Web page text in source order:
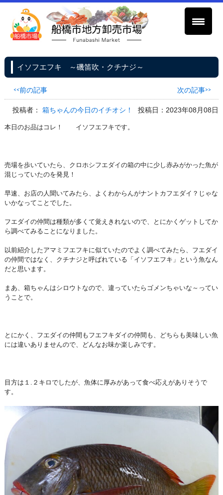
イソフエフキ ～磯笛吹・クチナジ～
<<前の記事 次の記事>>
投稿者：箱ちゃんの今日のイチオシ！ 投稿日：2023年08月08日
本日のお品はコレ！ イソフエフキです。
売場を歩いていたら、クロホシフエダイの箱の中に少し赤みがかった魚が
混じっていたのを発見！
早速、お店の人聞いてみたら、よくわからんがナントカフエダイ？じゃな
いかなってことでした。
フエダイの仲間は種類が多くて覚えきれないので、とにかくゲットしてか
ら調べてみることになりました。
以前紹介したアマミフエフキに似ていたのでよく調べてみたら、フエダイ
の仲間ではなく、クチナジと呼ばれている「イソフエフキ」という魚なん
だと思います。
まあ、箱ちゃんはシロウトなので、違っていたらゴメンちゃいな～ってい
うことで。
とにかく、フエダイの仲間もフエフキダイの仲間も、どちらも美味しい魚
には違いありませんので、どんなお味か楽しみです。
目方は１.２キロでしたが、魚体に厚みがあって食べ応えがありそうで
す。